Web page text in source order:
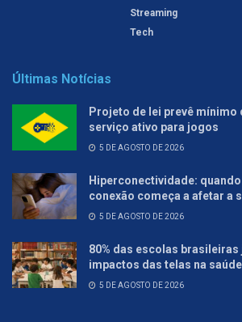
Streaming
Tech
Últimas Notícias
Projeto de lei prevê mínimo
serviço ativo para jogos
5 DE AGOSTO DE 2026
Hiperconectividade:
conexão começa a afetar a
5 DE AGOSTO DE 2026
80% das escolas
impactos das telas na
5 DE AGOSTO DE 2026